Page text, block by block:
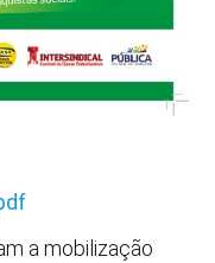
a mobilização